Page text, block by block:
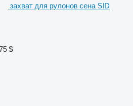
захват для рулонов сена SID
$